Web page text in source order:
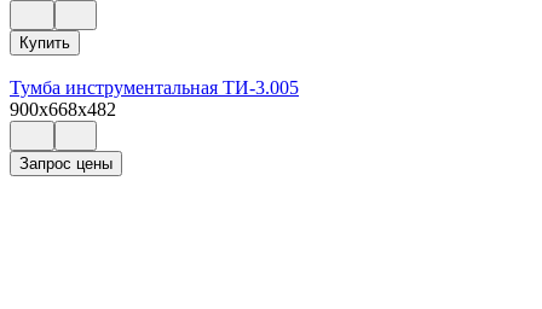
Купить
Тумба инструментальная ТИ-3.005
900x668x482
Запрос цены